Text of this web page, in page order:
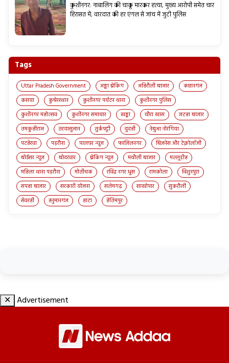
कुशीनगर: नाबालिग की चाकू मारकर हत्या, मुख्य आरोपी समेत चार
हिरासत में; वारदात की हर एंगल से जांच में जुटी पुलिस
Tags
Uttar Pradesh Government अड्डा ब्रेकिंग अहिरौली बाजार
कप्तानगंज
कसया
कुबेरस्थान कुशीनगर पर्यटन थाना
कुशीनगर पुलिस
कुशीनगर महोत्सव
कुशीनगर समाचार खड्डा चौरा खास
जटहा बाजार
तमकुहीराज
तरयासुजान तुर्कपट्टी दुदही
नेबुआ नोरंगिया
पटहेरवा
पड़रौना पालघर न्यूज़ फाजिलनगर
बिज़नेस और टेक्नोलॉजी
बोईसर न्यूज़
बोदरवार ब्रेकिंग न्यूज़ मथौली बाजार
मल्लूडीह
महिला थाना पड़रौना
मोतीचक रविंद्र नगर धुस रामकोला
विशुनपुरा
सपहा बाजार
सरकारी योजना सलेमगढ़ साखोपार
सुकरौली
सेवरही
हनुमानगंज हाटा हेतिमपुर
✕ Advertisement